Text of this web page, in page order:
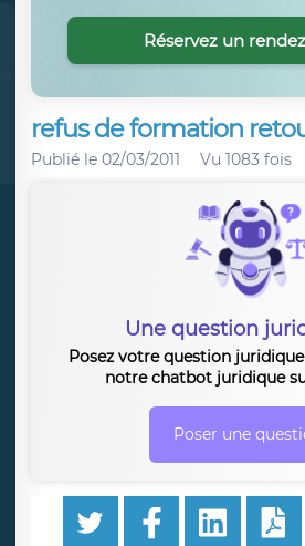
refus de formation
Publié le 02/03/2011 Vu 1083 fois
Une question
Posez votre question juridique
notre chatbot juridique
Poser une
Réservez un